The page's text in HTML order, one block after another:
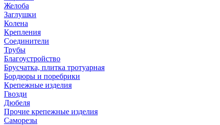
Желоба
Заглушки
Колена
Крепления
Соединители
Трубы
Благоустройство
Брусчатка, плитка тротуарная
Бордюры и поребрики
Крепежные изделия
Гвозди
Дюбеля
Прочие крепежные изделия
Саморезы